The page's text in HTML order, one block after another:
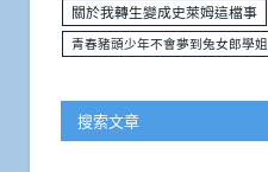
關於我轉生變成史萊姆這檔事
青春豬頭少年不會夢到兔女郎學姐
搜索文章